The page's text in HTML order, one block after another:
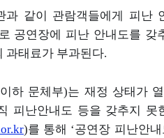
과 같이 관람객들에게 피난
공연장에 피난 안내도를 갖
과태료가 부과된다.
이하 문체부)는 재정 상태가
피난안내도 등을 갖추지 못
)를 통해 ‘공연장 피난안